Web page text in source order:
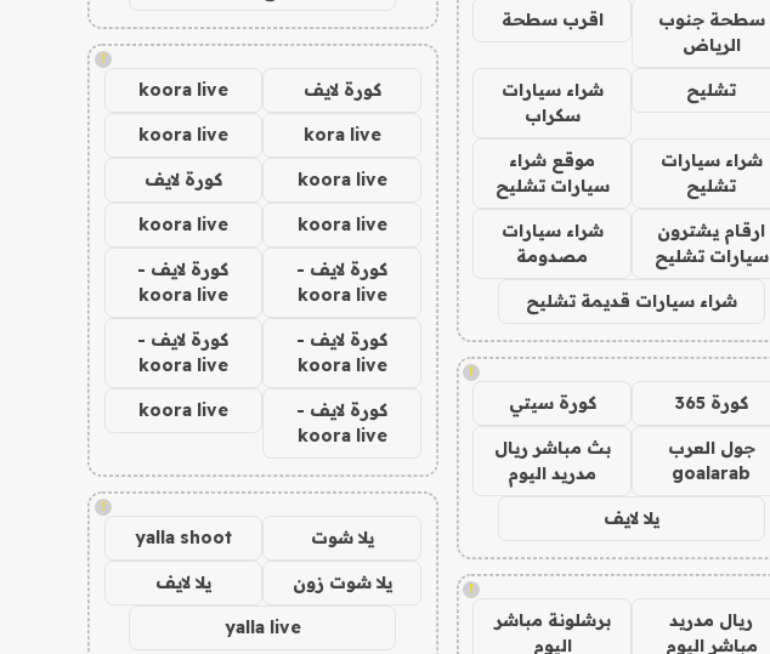
سطحة جنوب
الرياض
اقرب سطحة
تشليح
شراء سيارات
سكراب
شراء سيارات
تشليح
موقع شراء
سيارات تشليح
ارقام يشترون
سيارات تشليح
شراء سيارات
مصدومة
شراء سيارات قديمة تشليح
!
كورة 365 كورة سيتي
جول العرب
goalarab
بث مباشر ريال
مدريد اليوم
يلا لايف
!
ريال مدريد
مباشر اليوم
برشلونة مباشر
اليوم
!
كورة لايف koora live
kora live
koora live
koora live كورة لايف
koora live
koora live
كورة لايف -
koora live
كورة لايف -
koora live
كورة لايف -
koora live
كورة لايف -
koora live
كورة لايف -
koora live
koora live
!
يلا شوت yalla shoot
يلا شوت زون يلا لايف
yalla live